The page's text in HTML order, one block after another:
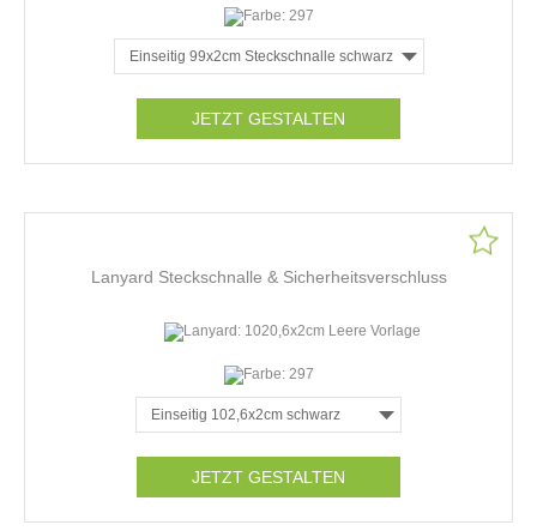
JETZT GESTALTEN
Lanyard Steckschnalle & Sicherheitsverschluss
JETZT GESTALTEN